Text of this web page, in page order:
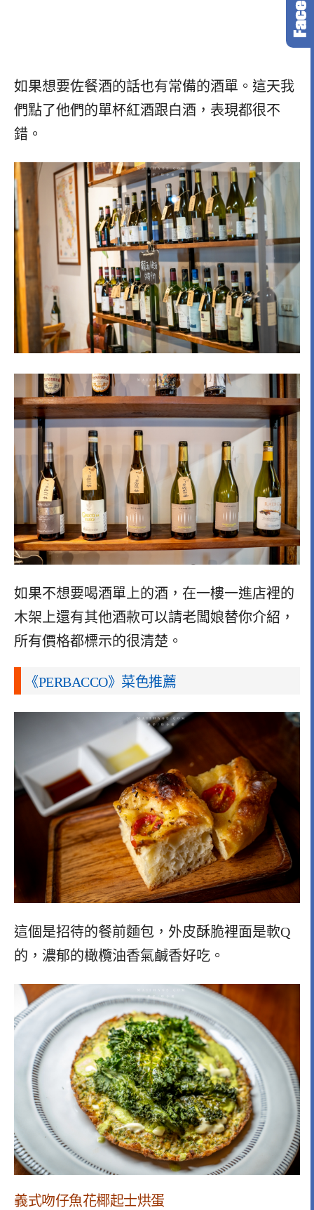
如果想要佐餐酒的話也有常備的酒單。這天我
們點了他們的單杯紅酒跟白酒，表現都很不
錯。
如果不想要喝酒單上的酒，在一樓一進店裡的
木架上還有其他酒款可以請老闆娘替你介紹，
所有價格都標示的很清楚。
《PERBACCO》菜色推薦
這個是招待的餐前麵包，外皮酥脆裡面是軟Q
的，濃郁的橄欖油香氣鹹香好吃。
義式吻仔魚花椰起士烘蛋